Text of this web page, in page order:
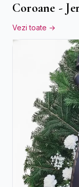
Coroane -
Vezi toate →